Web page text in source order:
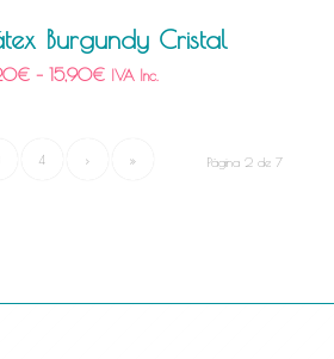
Burgundy Cristal
€– 15,90€ IVA Inc.
Página 2 de 7
4 › »